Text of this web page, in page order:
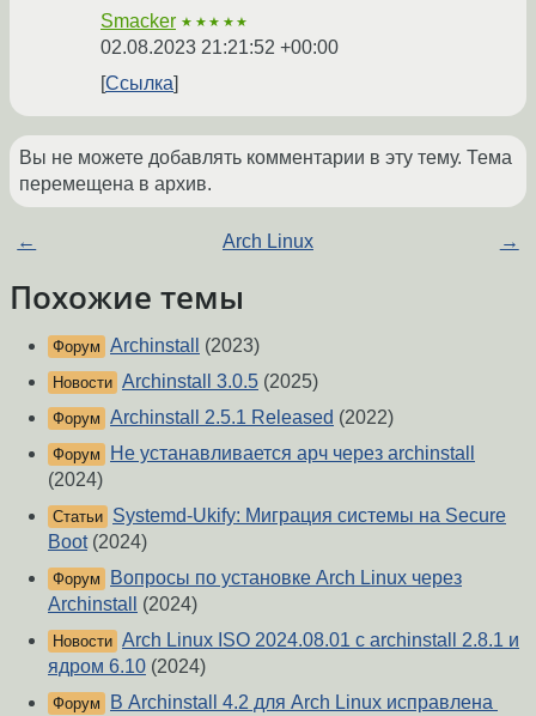
Smacker ★★★★★
02.08.2023 21:21:52 +00:00
Ссылка
Вы не можете добавлять комментарии в эту тему. Тема
перемещена в архив.
← Arch Linux →
Похожие темы
Форум Archinstall (2023)
Новости Archinstall 3.0.5 (2025)
Форум Archinstall 2.5.1 Released (2022)
Форум
Не устанавливается арч через archinstall
(2024)
Статьи Systemd-Ukify: Миграция системы на Secure
Boot(2024)
Форум
Вопросы по установке Arch Linux через
Archinstall
(2024)
Новости Arch Linux ISO 2024.08.01 с archinstall 2.8.1 и
ядром 6.10 (2024)
Форум
В Archinstall 4.2 для Arch Linux исправлена ​​